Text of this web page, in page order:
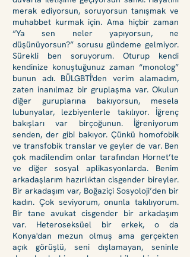
merak ediyorsun, soruyorsun tanışmak ve
muhabbet kurmak için. Ama hiçbir zaman
“Ya sen neler yapıyorsun, ne
düşünüyorsun?” sorusu gündeme gelmiyor.
Sürekli ben soruyorum. Oturup kendi
kendinize konuştuğunuz zaman “monolog”
bunun adı. BÜLGBTİ'den verim alamadım,
zaten inanılmaz bir gruplaşma var. Okulun
diğer guruplarına bakıyorsun, mesela
lubunyalar, lezbiyenlerle takılıyor. İğrenç
bakışları var birçoğunun. İğreniyorum
senden, der gibi bakıyor. Çünkü homofobik
ve transfobik translar ve geyler de var. Ben
çok madilendim onlar tarafından Hornet’te
ve diğer sosyal aplikasyonlarda. Benim
arkadaşlarım hazırlıktan cisgender bireyler.
Bir arkadaşım var, Boğaziçi Sosyoloji’den bir
kadın. Çok seviyorum, onunla takılıyorum.
Bir tane avukat cisgender bir arkadaşım
var. Heteroseksüel bir erkek, o da
Konya'dan mezun olmuş ama gerçekten
açık görüşlü, seni dışlamayan, seninle